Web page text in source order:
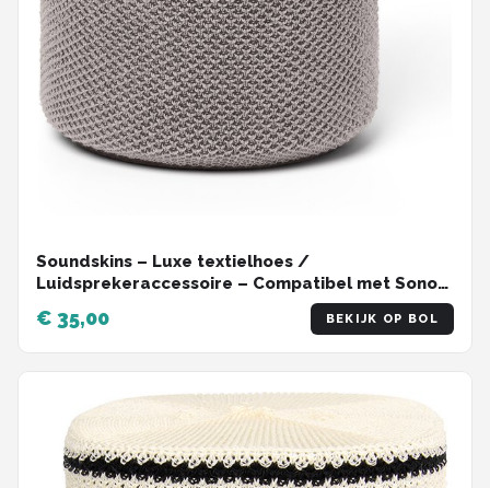
Soundskins – Luxe textielhoes /
Luidsprekeraccessoire – Compatibel met Sonos
€ 35,00 BEKIJK OP BOL